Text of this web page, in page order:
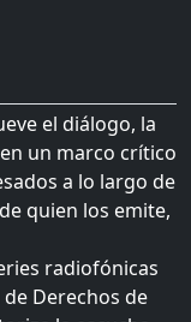
el diálogo, la
un marco crítico
a lo largo de
quien los emite,
radiofónicas
Derechos de